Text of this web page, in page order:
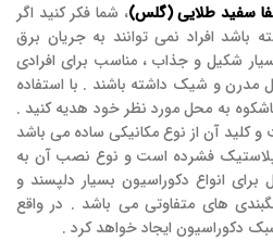
سفید طلایی (گلس)، شما فکر کنید اگر
باشد افراد نمی توانند به جریان برق
شکیل و جذاب ، مناسب برای افرادی
مدرن و شیک داشته باشند . با استفاده
به محل مورد نظر خود هدیه کنید .
کلید آن از نوع مکانیکی ساده می باشد
پلاستیک فشرده است و نوع نصب آن به
انواع دکوراسیون بسیار دلپسند و
های متفاوتی می باشد . در واقع
دکوراسیون ایجاد خواهد کرد .